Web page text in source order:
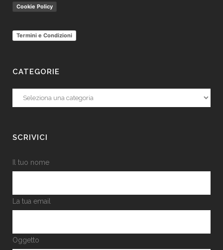
Cookie Policy
Termini e Condizioni
CATEGORIE
Categorie
SCRIVICI
Il tuo nome
La tua email
Oggetto